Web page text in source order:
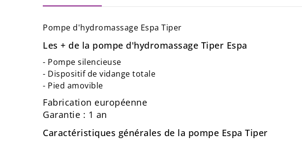
Pompe d'hydromassage Espa Tiper
Les + de la pompe d'hydromassage Tiper Espa
- Pompe silencieuse
- Dispositif de vidange totale
- Pied amovible
Fabrication européenne
Garantie : 1 an
Caractéristiques générales de la pompe Espa Tiper